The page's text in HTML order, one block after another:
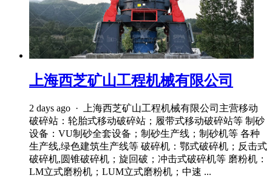
上海西芝矿山工程机械有限公司
2 days ago · 上海西芝矿山工程机械有限公司主营移动
破碎站：轮胎式移动破碎站；履带式移动破碎站等 制砂
设备：VU制砂全套设备；制砂生产线；制砂机等 各种
生产线,绿色建筑生产线等 破碎机：鄂式破碎机；反击式
破碎机,圆锥破碎机；旋回破；冲击式破碎机等 磨粉机：
LM立式磨粉机；LUM立式磨粉机；中速 ...